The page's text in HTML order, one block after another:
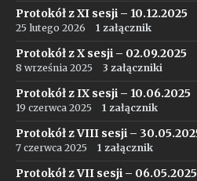
Protokół z XI sesji – 10.12.2025
25 lutego 2026 1 załącznik
Protokół z X sesji – 02.09.2025
8 września 2025 3 załączniki
Protokół z IX sesji – 10.06.2025
19 czerwca 2025 1 załącznik
Protokół z VIII sesji –
7 czerwca 2025 1 załącznik
Protokół z VII sesji – 06.05.2025